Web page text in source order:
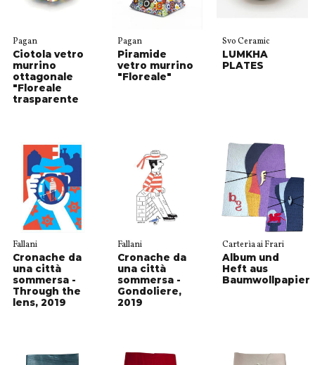
Pagan
Ciotola vetro
murrino
ottagonale
"Floreale
trasparente
Pagan
Piramide
vetro murrino
"Floreale"
Svo Ceramic
LUMKHA
PLATES
Fallani
Cronache da
una città
sommersa -
Through the
lens, 2019
Fallani
Cronache da
una città
sommersa -
Gondoliere,
2019
Carterìa ai Frari
Album und
Heft aus
Baumwollpapier